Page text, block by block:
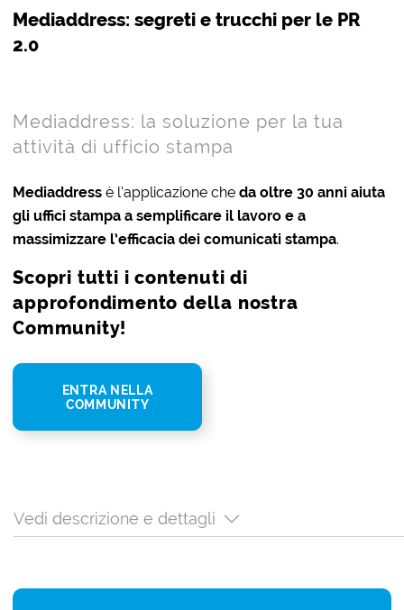
Mediaddress: segreti e trucchi per le PR
2.0
Mediaddress: la soluzione per la tua
attività di ufficio stampa
Mediaddress è l’applicazione cheda oltre 30 anni aiuta
gli uffici stampa a semplificare il lavoro e a
massimizzare l’efficacia dei comunicati stampa.
Scopri tutti i contenuti di
approfondimento della nostra
Community!
ENTRA NELLA
COMMUNITY
Vedi descrizione e dettagli